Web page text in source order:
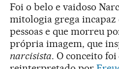
Foi o belo e vaidoso
mitologia grega incapaz
pessoas e que morreu
própria imagem, que
narcisista. O conceito